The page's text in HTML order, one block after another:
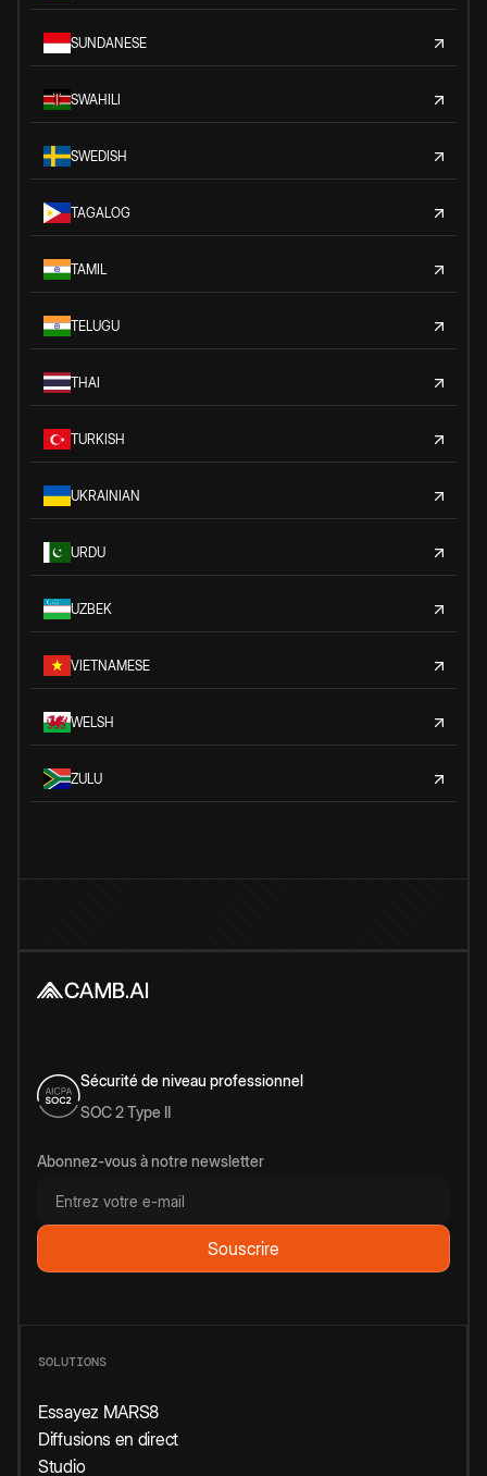
SUNDANESE
SWAHILI
SWEDISH
TAGALOG
TAMIL
TELUGU
THAI
TURKISH
UKRAINIAN
URDU
UZBEK
VIETNAMESE
WELSH
ZULU
Sécurité de niveau professionnel
SOC 2 Type II
Abonnez-vous à notre newsletter
SOLUTIONS
Essayez MARS8
Diffusions en direct
Studio